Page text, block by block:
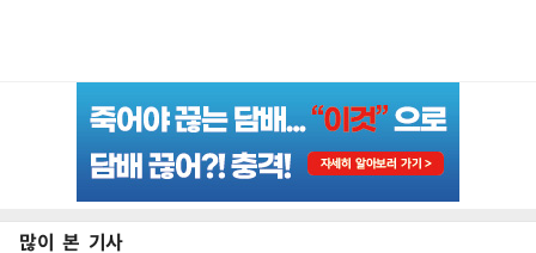
많이 본 기사